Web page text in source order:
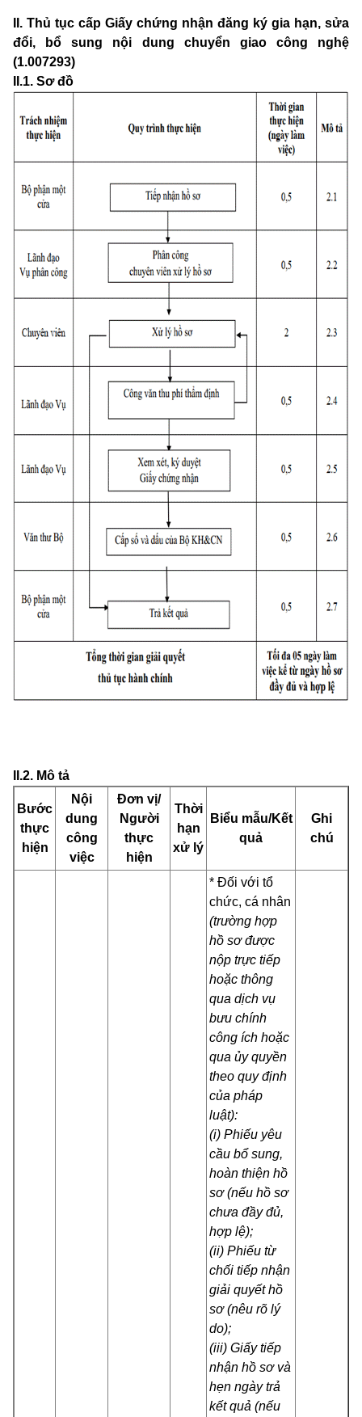
II. Thủ tục cấp Giấy chứng nhận đăng ký gia hạn, sửa
đổi, bổ sung nội dung chuyển giao công nghệ
(1.007293)
II.1. Sơ đồ
II.2. Mô tả
Bước
thực
hiện
Nội
dung
công
việc
Đơn vị/
Người
thực
hiện
Thời
hạn
xử lý
Biểu mẫu/Kết
quả
Ghi
chú
* Đối với tổ
chức, cá nhân
(trường hợp
hồ sơ được
nộp trực tiếp
hoặc thông
qua dịch vụ
bưu chính
công ích hoặc
qua ủy quyền
theo quy định
của pháp
luật):
(i) Phiếu yêu
cầu bổ sung,
hoàn thiện hồ
sơ (nếu hồ sơ
chưa đầy đủ,
hợp lệ);
(ii) Phiếu từ
chối tiếp nhận
giải quyết hồ
sơ (nêu rõ lý
do);
(iii) Giấy tiếp
nhận hồ sơ và
hẹn ngày trả
kết quả (nếu